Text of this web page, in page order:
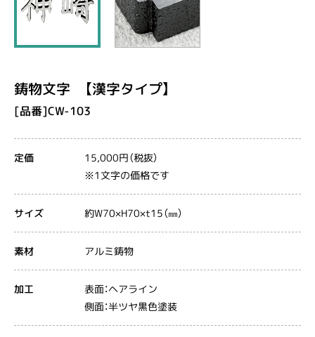
鋳物文字 【漢字タイプ】
[品番]CW-103
定価 15,000円（税抜）
※1文字の価格です
サイズ 約W70×H70×t15（㎜）
素材 アルミ鋳物
加工 表面：ヘアライン
側面：半ツヤ黒色塗装